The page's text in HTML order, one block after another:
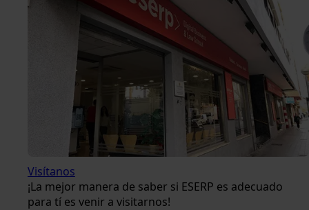
Visítanos
¡La mejor manera de saber si ESERP es adecuado
para tí es venir a visitarnos!